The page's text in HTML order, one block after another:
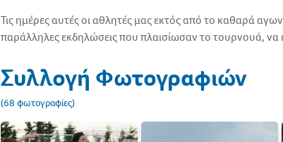
Τις ημέρες αυτές οι αθλητές μας εκτός από το καθαρά
παράλληλες εκδηλώσεις που πλαισίωσαν το τουρνουά,
Συλλογή Φωτογραφιών
(68 φωτογραφίες)